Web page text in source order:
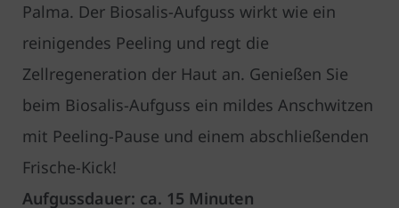
Palma. Der Biosalis-Aufguss wirkt wie ein
reinigendes Peeling und regt die
Zellregeneration der Haut an. Genießen Sie
beim Biosalis-Aufguss ein mildes Anschwitzen
mit Peeling-Pause und einem abschließenden
Frische-Kick!
Aufgussdauer: ca. 15 Minuten